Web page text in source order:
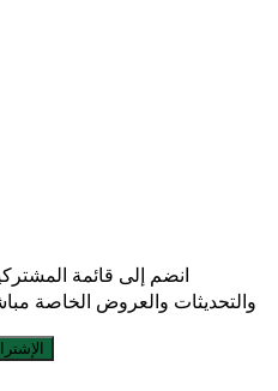
انضم إلى قائمة
والتحديثات والعروض الخاصة